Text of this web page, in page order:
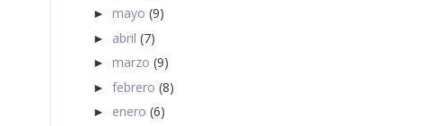
► mayo (9)
► abril (7)
► marzo (9)
► febrero (8)
► enero (6)